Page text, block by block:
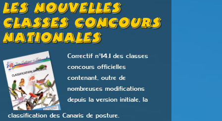
Les Nouvelles
Classes Concours
Nationales
Correctif n°14.1 des classes
concours officielles
contenant, outre de
nombreuses modifications
depuis la version initiale, la
classification des Canaris de posture.